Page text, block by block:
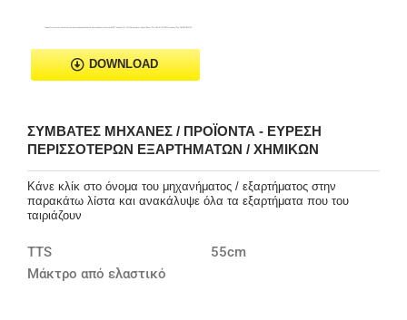
DOWNLOAD
ΣΥΜΒΑΤΈΣ ΜΗΧΑΝΈΣ / ΠΡΟΪΌΝΤΑ - ΕΎΡΕΣΗ
ΠΕΡΙΣΣΌΤΕΡΩΝ ΕΞΑΡΤΗΜΆΤΩΝ / ΧΗΜΙΚΏΝ
Κάνε κλίκ στο όνομα του μηχανήματος / εξαρτήματος στην
παρακάτω λίστα και ανακάλυψε όλα τα εξαρτήματα που του
ταιριάζουν
TTS
Μάκτρο από ελαστικό
55cm